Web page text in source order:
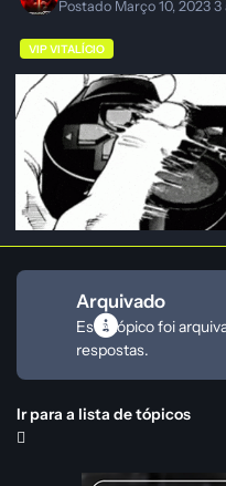
Postado Março 10, 20233
VIP VITALÍCIO
Arquivado
Este tópico foi
respostas.
Ir para a lista de tópicos